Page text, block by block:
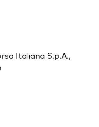
Italiana S.p.A.,